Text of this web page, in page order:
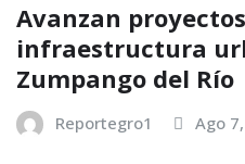
Avanzan
infraestructura
Zumpango del Río
Reportegro1 Ago